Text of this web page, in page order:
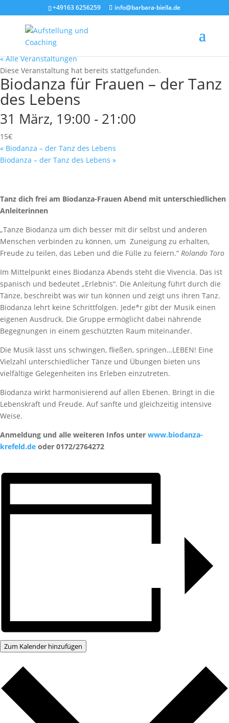
+49163 6256259 info@barbara-biella.de
« Alle Veranstaltungen
Diese Veranstaltung hat bereits stattgefunden.
Biodanza für Frauen – der Tanz
des Lebens
31 März, 19:00 - 21:00
15€
« Biodanza – der Tanz des Lebens
Biodanza – der Tanz des Lebens »
Tanz dich frei am Biodanza-Frauen Abend mit unterschiedlichen
Anleiterinnen
„Tanze Biodanza um dich besser mit dir selbst und anderen
Menschen verbinden zu können, um Zuneigung zu erhalten,
Freude zu teilen, das Leben und die Fülle zu feiern.“ Rolando Toro
Im Mittelpunkt eines Biodanza Abends steht die Vivencia. Das ist
spanisch und bedeutet „Erlebnis“. Die Anleitung führt durch die
Tänze, beschreibt was wir tun können und zeigt uns ihren Tanz.
Biodanza lehrt keine Schrittfolgen. Jede*r gibt der Musik einen
eigenen Ausdruck. Die Gruppe ermöglicht dabei nährende
Begegnungen in einem geschützten Raum miteinander.
Die Musik lässt uns schwingen, fließen, springen…LEBEN! Eine
Vielzahl unterschiedlicher Tänze und Übungen bieten uns
vielfältige Gelegenheiten ins Erleben einzutreten.
Biodanza wirkt harmonisierend auf allen Ebenen. Bringt in die
Lebenskraft und Freude. Auf sanfte und gleichzeitig intensive
Weise.
Anmeldung und alle weiteren Infos unter www.biodanza-
krefeld.de oder 0172/2764272
Zum Kalender hinzufügen